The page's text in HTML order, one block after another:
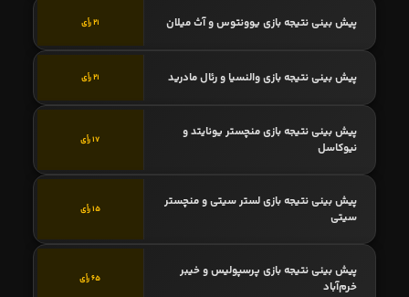
پیش بینی نتیجه بازی یوونتوس و آث میلان 21 رأی
پیش بینی نتیجه بازی والنسیا و رئال مادرید 21 رأی
پیش بینی نتیجه بازی منچستر یونایتد و
نیوکاسل
17 رأی
پیش بینی نتیجه بازی لستر سیتی و منچستر
سیتی
15 رأی
پیش بینی نتیجه بازی پرسپولیس و خیبر
خرم‌آباد
65 رأی